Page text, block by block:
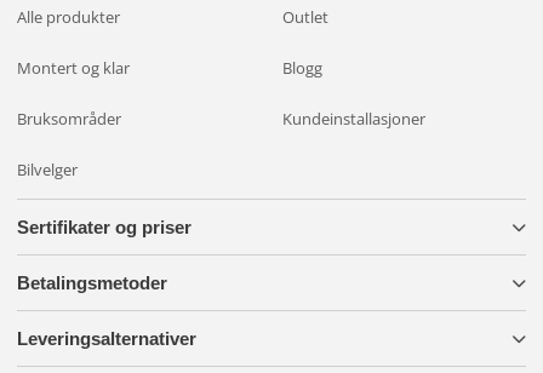
Alle produkter Outlet
Montert og klar Blogg
Bruksområder Kundeinstallasjoner
Bilvelger
Sertifikater og priser
Betalingsmetoder
Leveringsalternativer